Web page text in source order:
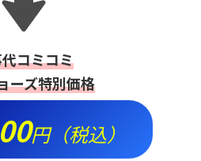
コミコミ
ーズ特別価格
円（税込）